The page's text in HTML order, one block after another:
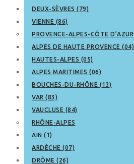
DEUX-SÈVRES (79)
VIENNE (86)
PROVENCE-ALPES-CÔTE D’AZUR
ALPES DE HAUTE PROVENCE (04)
HAUTES-ALPES (05)
ALPES MARITIMES (06)
BOUCHES-DU-RHÔNE (13)
VAR (83)
VAUCLUSE (84)
RHÔNE-ALPES
AIN (1)
ARDÈCHE (07)
DRÔME (26)